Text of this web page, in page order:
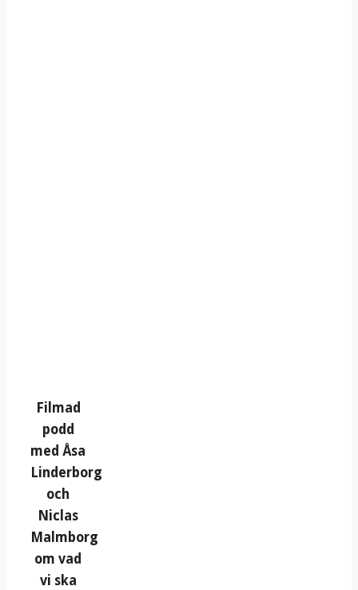
Filmad
podd
med Åsa
Linderborg
och
Niclas
Malmborg
om vad
vi ska